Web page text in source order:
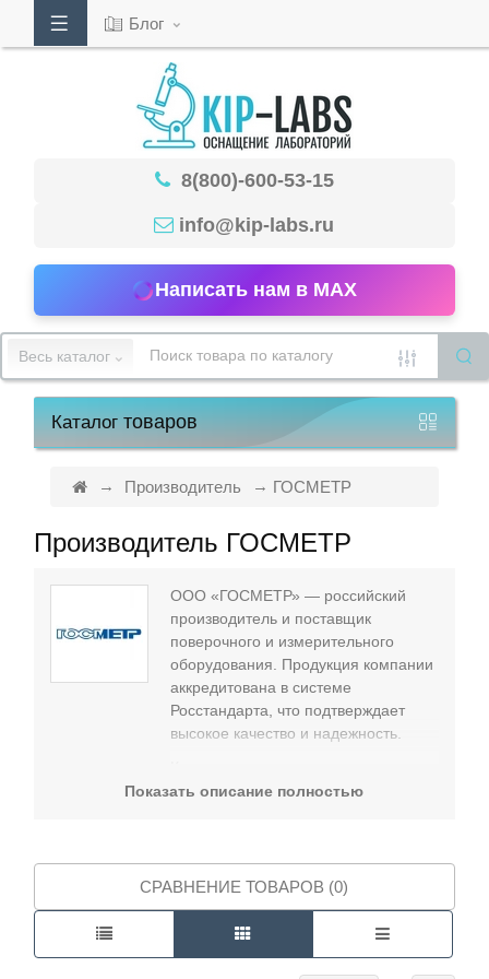
53-
15
Контакты
Блог
8(800)-600-53-15
info@kip-labs.ru
Написать нам в MAX
Весь каталог
Каталогтоваров
Производитель ГОСМЕТР
Производитель ГОСМЕТР
ООО «ГОСМЕТР» — российский
производитель и поставщик
поверочного и измерительного
оборудования. Продукция компании
аккредитована в системе
Росстандарта, что подтверждает
высокое качество и надежность.
образцовые, калибраторы
метрологических службах,
также в энергетике.
Заказать продукцию с официальной
Показать описание полностью
СРАВНЕНИЕ ТОВАРОВ (0)